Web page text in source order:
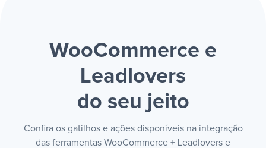
WooCommerce e
Leadlovers
do seu jeito
Confira os gatilhos e ações disponíveis na integração
das ferramentas WooCommerce + Leadlovers e